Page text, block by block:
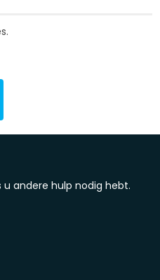
andere hulp nodig hebt.